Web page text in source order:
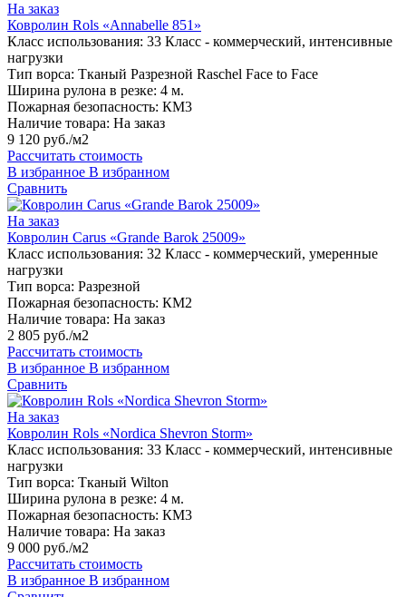
На заказ
Ковролин Rols «Annabelle 851»
Класс использования: 33 Класс - коммерческий, интенсивные
нагрузки
Тип ворса: Тканый Разрезной Raschel Face to Face
Ширина рулона в резке: 4 м.
Пожарная безопасность: КМ3
Наличие товара: На заказ
9 120 руб./м2
Рассчитать стоимость
В избранное В избранном
Сравнить
На заказ
Ковролин Carus «Grande Barok 25009»
Класс использования: 32 Класс - коммерческий, умеренные
нагрузки
Тип ворса: Разрезной
Пожарная безопасность: КМ2
Наличие товара: На заказ
2 805 руб./м2
Рассчитать стоимость
В избранное В избранном
Сравнить
На заказ
Ковролин Rols «Nordica Shevron Storm»
Класс использования: 33 Класс - коммерческий, интенсивные
нагрузки
Тип ворса: Тканый Wilton
Ширина рулона в резке: 4 м.
Пожарная безопасность: КМ3
Наличие товара: На заказ
9 000 руб./м2
Рассчитать стоимость
В избранное В избранном